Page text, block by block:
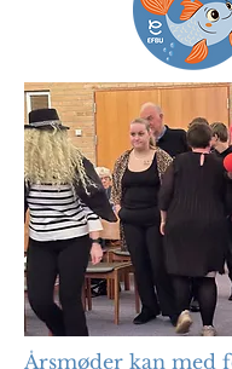
Årsmøder kan med